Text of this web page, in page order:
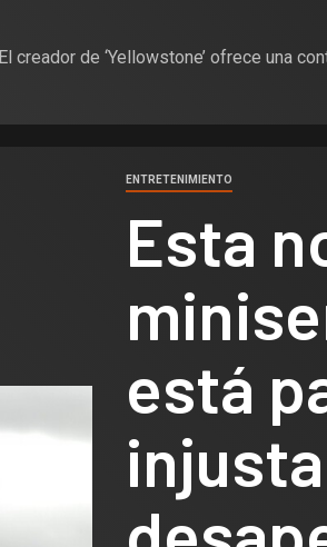
de ‘Yellowstone’ ofrece una
ENTRETENIMIENTO
Esta
está